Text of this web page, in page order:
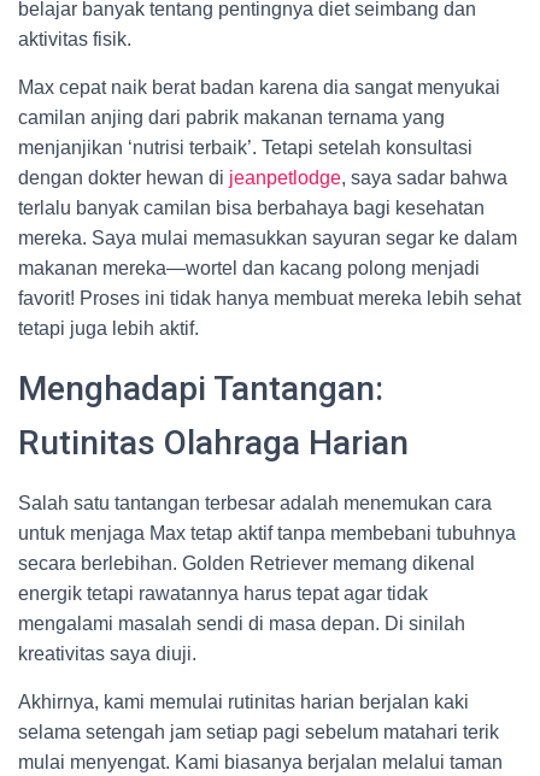
belajar banyak tentang pentingnya diet seimbang dan
aktivitas fisik.
Max cepat naik berat badan karena dia sangat menyukai
camilan anjing dari pabrik makanan ternama yang
menjanjikan ‘nutrisi terbaik’. Tetapi setelah konsultasi
dengan dokter hewan di jeanpetlodge, saya sadar bahwa
terlalu banyak camilan bisa berbahaya bagi kesehatan
mereka. Saya mulai memasukkan sayuran segar ke dalam
makanan mereka—wortel dan kacang polong menjadi
favorit! Proses ini tidak hanya membuat mereka lebih sehat
tetapi juga lebih aktif.
Menghadapi Tantangan:
Rutinitas Olahraga Harian
Salah satu tantangan terbesar adalah menemukan cara
untuk menjaga Max tetap aktif tanpa membebani tubuhnya
secara berlebihan. Golden Retriever memang dikenal
energik tetapi rawatannya harus tepat agar tidak
mengalami masalah sendi di masa depan. Di sinilah
kreativitas saya diuji.
Akhirnya, kami memulai rutinitas harian berjalan kaki
selama setengah jam setiap pagi sebelum matahari terik
mulai menyengat. Kami biasanya berjalan melalui taman